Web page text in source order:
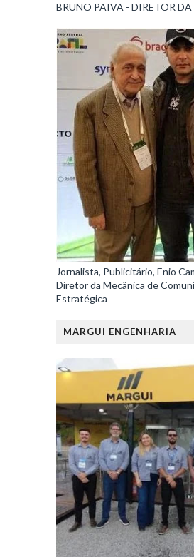
BRUNO PAIVA - DIRETOR DA
Jornalista, Publicitário, Enio
Diretor da Mecânica de
Estratégica
MARGUI ENGENHARIA